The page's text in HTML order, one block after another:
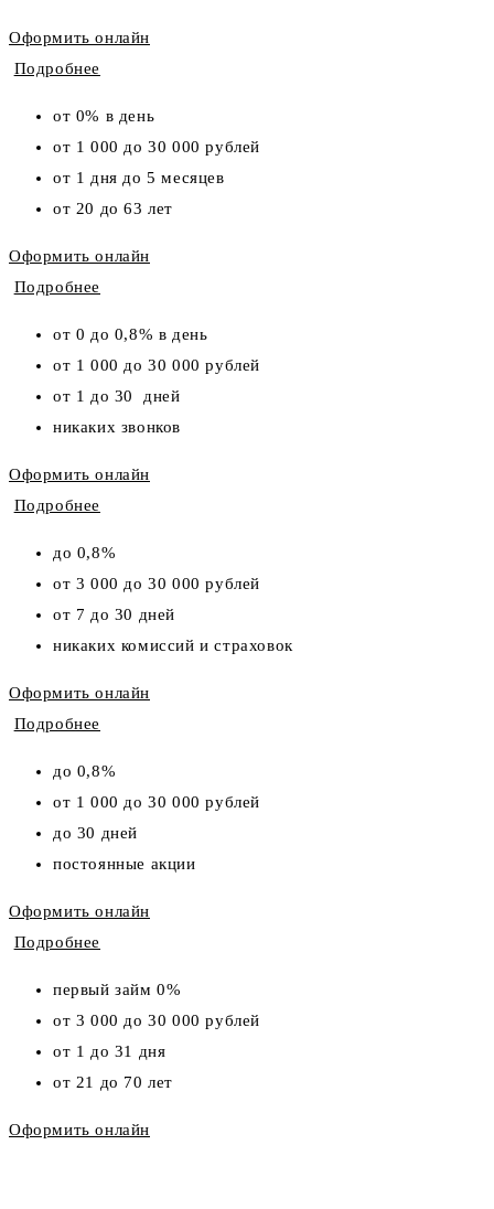
Оформить онлайн
Подробнее
от 0% в день
от 1 000 до 30 000 рублей
от 1 дня до 5 месяцев
от 20 до 63 лет
Оформить онлайн
Подробнее
от 0 до 0,8% в день
от 1 000 до 30 000 рублей
от 1 до 30 дней
никаких звонков
Оформить онлайн
Подробнее
до 0,8%
от 3 000 до 30 000 рублей
от 7 до 30 дней
никаких комиссий и страховок
Оформить онлайн
Подробнее
до 0,8%
от 1 000 до 30 000 рублей
до 30 дней
постоянные акции
Оформить онлайн
Подробнее
первый займ 0%
от 3 000 до 30 000 рублей
от 1 до 31 дня
от 21 до 70 лет
Оформить онлайн